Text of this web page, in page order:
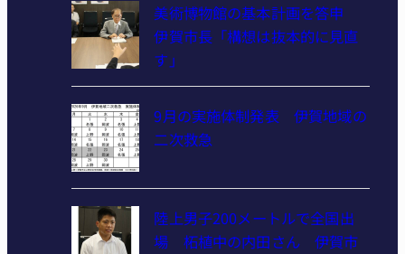
美術博物館の基本計画を答申
伊賀市長「構想は抜本的に見直
す」
9月の実施体制発表 伊賀地域の
二次救急
陸上男子200メートルで全国出
場 柘植中の内田さん 伊賀市